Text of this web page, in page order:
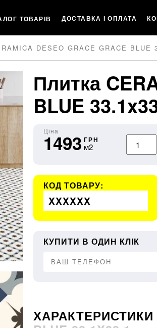
ТОВАРІВ ДОСТАВКА І ОПЛАТА
DESEO GRACE GRACE BLUE
Плитка
BLUE
Ціна
1493 ГРН
м2
КОД ТОВАРУ:
XXXXXX
КУПИТИ В ОДИН КЛІК
ХАРАКТЕРИСТИКИ